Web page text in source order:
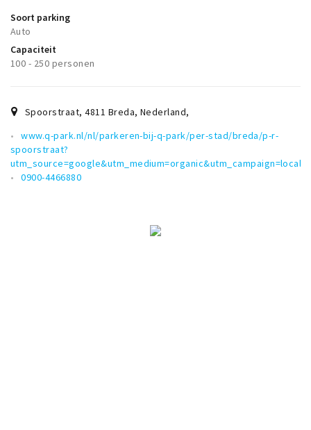
Soort parking
Auto
Capaciteit
100 - 250 personen
Spoorstraat, 4811 Breda, Nederland,
www.q-park.nl/nl/parkeren-bij-q-park/per-stad/breda/p-r-
spoorstraat?
0900-4466880